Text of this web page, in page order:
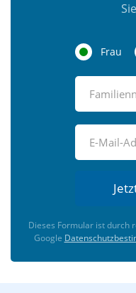
Frau
Dieses Formular ist durch
Google